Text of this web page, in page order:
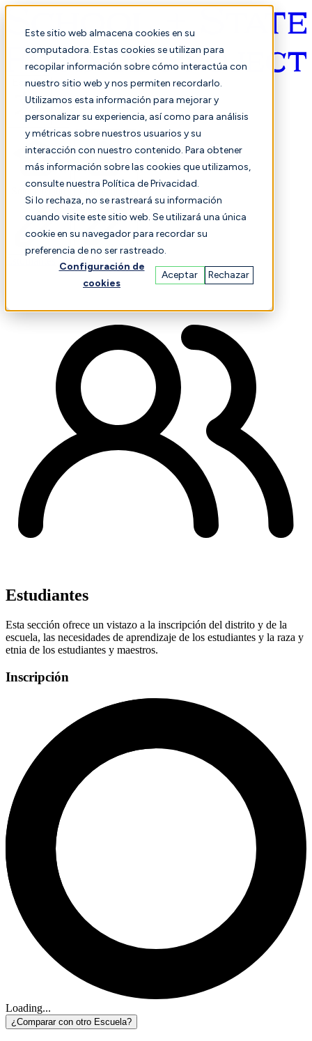
Este sitio web almacena cookies en su
computadora. Estas cookies se utilizan para
recopilar información sobre cómo interactúa con
nuestro sitio web y nos permiten recordarlo.
Utilizamos esta información para mejorar y
personalizar su experiencia, así como para análisis
y métricas sobre nuestros usuarios y su
interacción con nuestro contenido. Para obtener
más información sobre las cookies que utilizamos,
consulte nuestra Política de Privacidad.
Si lo rechaza, no se rastreará su información
cuando visite este sitio web. Se utilizará una única
cookie en su navegador para recordar su
preferencia de no ser rastreado.
Configuración de
cookies
Aceptar Rechazar
Español
Finanzas Actuación
Estudiantes
Esta sección ofrece un vistazo a la inscripción del distrito y de la
escuela, las necesidades de aprendizaje de los estudiantes y la raza y
etnia de los estudiantes y maestros.
Inscripción
Loading...
¿Comparar con otro Escuela?